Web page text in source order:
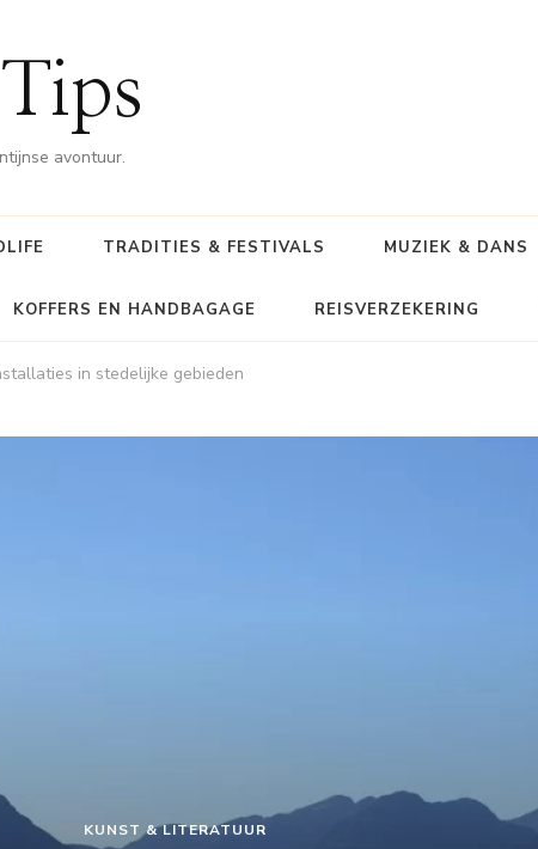
avontuur.
TRADITIES & FESTIVALS MUZIEK & DANS
KOFFERS EN HANDBAGAGE REISVERZEKERING
in stedelijke gebieden
KUNST & LITERATUUR